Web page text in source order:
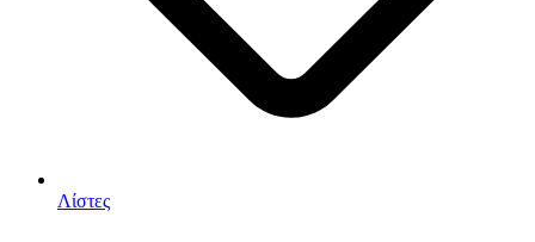
Λίστες